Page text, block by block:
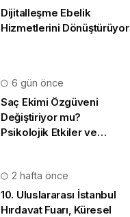
Dijitalleşme Ebelik
Hizmetlerini Dönüştürüyor
6 gün önce
Saç Ekimi Özgüveni
Değiştiriyor mu?
Psikolojik Etkiler ve
2 hafta önce
10. Uluslararası İstanbul
Hırdavat Fuarı, Küresel